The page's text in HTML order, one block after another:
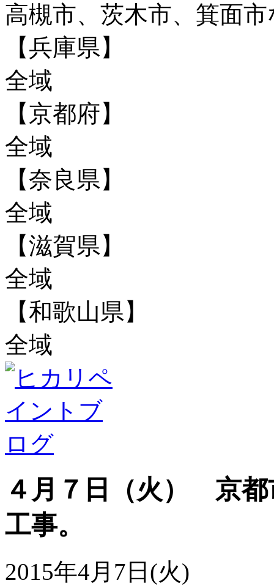
高槻市、茨木市、箕面
【兵庫県】
全域
【京都府】
全域
【奈良県】
全域
【滋賀県】
全域
【和歌山県】
全域
４月７日（火） 京
工事。
2015年4月7日(火)